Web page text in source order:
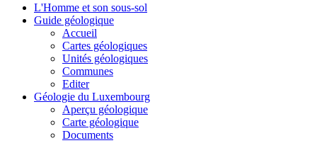
L'Homme et son sous-sol
Guide géologique
Accueil
Cartes géologiques
Unités géologiques
Communes
Editer
Géologie du Luxembourg
Aperçu géologique
Carte géologique
Documents